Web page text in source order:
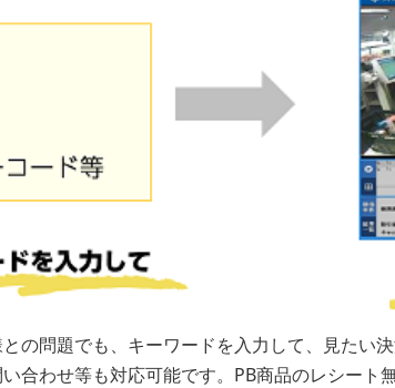
の問題でも、キーワードを入力して、見たい
合わせ等も対応可能です。PB商品のレシート